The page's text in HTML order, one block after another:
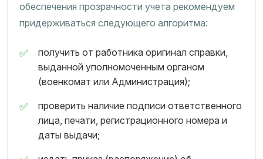
обеспечения прозрачности учета рекомендуем
придерживаться следующего алгоритма:
получить от работника оригинал справки,
выданной уполномоченным органом
(военкомат или Администрация);
проверить наличие подписи ответственного
лица, печати, регистрационного номера и
даты выдачи;